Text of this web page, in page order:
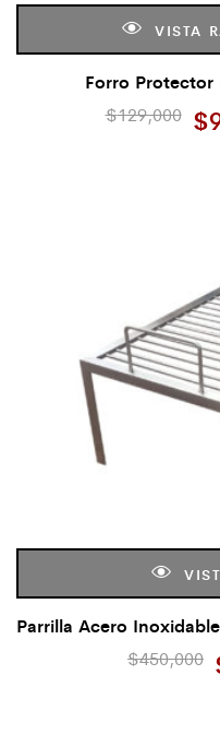
VISTA
Forro Protector
$129,000 $
Parrilla Acero
$450,000